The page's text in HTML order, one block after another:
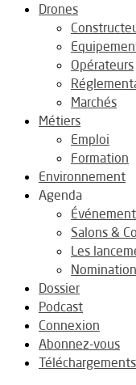
Drones
Opérateurs
Marchés
Métiers
Emploi
Formation
Environnement
Agenda
Salons &
Les
Dossier
Podcast
Connexion
Abonnez-vous
Téléchargements